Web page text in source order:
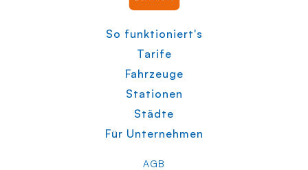
So funktioniert's
Tarife
Fahrzeuge
Stationen
Städte
Für Unternehmen
AGB